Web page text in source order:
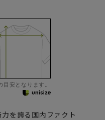
安となります。
を誇る国内ファクト